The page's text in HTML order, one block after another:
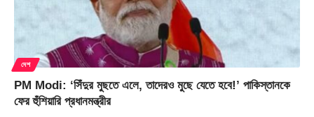
দেশ
PM Modi: ‘সিঁদুর মুছতে এলে, তাদেরও মুছে যেতে হবে!’ পাকিস্তানকে
ফের হুঁশিয়ারি প্রধানমন্ত্রীর